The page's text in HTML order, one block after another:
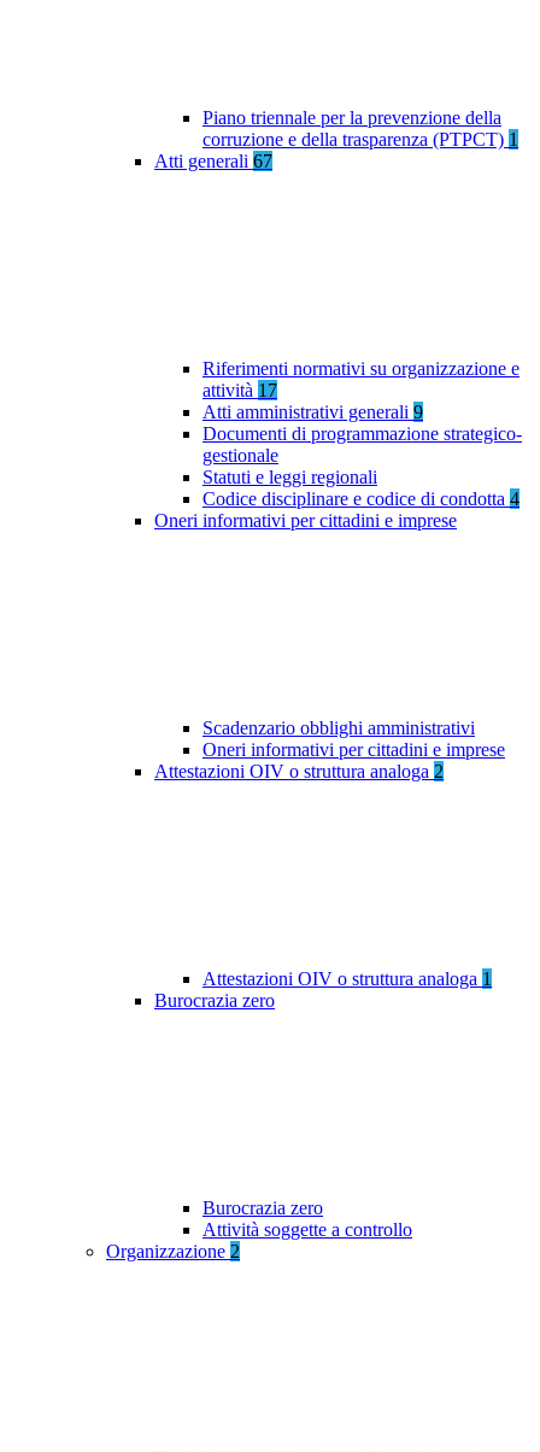
Piano triennale per la prevenzione della
corruzione e della trasparenza (PTPCT) 1
Atti generali 67
Riferimenti normativi su organizzazione e
attività 17
Atti amministrativi generali 9
Documenti di programmazione strategico-
gestionale
Statuti e leggi regionali
Codice disciplinare e codice di condotta 4
Oneri informativi per cittadini e imprese
Scadenzario obblighi amministrativi
Oneri informativi per cittadini e imprese
Attestazioni OIV o struttura analoga 2
Attestazioni OIV o struttura analoga 1
Burocrazia zero
Burocrazia zero
Attività soggette a controllo
Organizzazione 2